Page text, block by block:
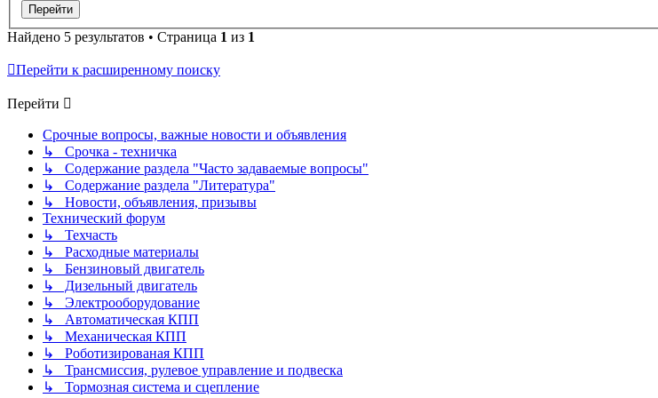
Найдено 5 результатов • Страница 1 из 1
Перейти к расширенному поиску
Перейти
Срочные вопросы, важные новости и объявления
↳ Срочка - техничка
↳ Содержание раздела "Часто задаваемые вопросы"
↳ Содержание раздела "Литература"
↳ Новости, объявления, призывы
Технический форум
↳ Техчасть
↳ Расходные материалы
↳ Бензиновый двигатель
↳ Дизельный двигатель
↳ Электрооборудование
↳ Автоматическая КПП
↳ Механическая КПП
↳ Роботизированая КПП
↳ Трансмиссия, рулевое управление и подвеска
↳ Тормозная система и сцепление